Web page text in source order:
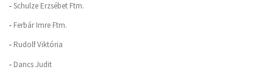
-Schulze Erzsébet Ftm.
- Ferbár Imre Ftm.
- Rudolf Viktória
- Dancs Judit